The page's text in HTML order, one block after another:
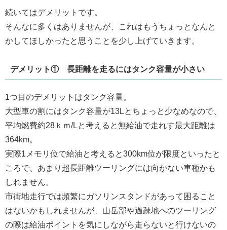
続いてはデメリットです。
そんなに多くはありませんが、これはもうちょっとなんと
かしてほしかったと思うことを少し上げていきます。
デメリット① 長距離を走るにはタンク容量が小さい
1つ目のデメリットはタンク容量。
大型車の割にはタンク容量が13Lとちょっと少なめなので、
平均燃費約28ｋｍ/Lと考えると無給油で走れす最大距離は
364km。
実際1メモリ位で給油と考えると300km位が限度といったと
ころで、あまり超長距離ツーリングには向かない車種かも
しれません。
市街地走行では頻繁にガソリンスタンドがあって困ること
はないかもしれませんが、山岳部や過疎地へのツーリング
の際は給油ポイントを気にしながら走らないと行けないの